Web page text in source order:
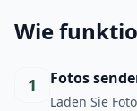
Wie
1 Fotos
Laden Sie